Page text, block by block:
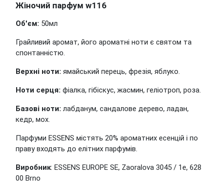
Жіночий парфум w116
Об'єм: 50мл
Грайливий аромат, його ароматні ноти є святом та
спонтанністю.
Верхні ноти: ямайський перець, фрезія, яблуко.
Ноти серця: фіалка, гібіскус, жасмин, геліотроп, роза.
Базові ноти: лабданум, сандалове дерево, ладан,
кедр, мох.
Парфуми ESSENS містять 20% ароматних есенцій і по
праву входять до елітних парфумів.
Виробник: ESSENS EUROPE SE, Zaoralova 3045 / 1e, 628
00 Brno